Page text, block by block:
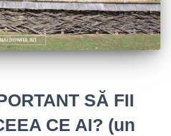
SĂ FII
CE AI? (un